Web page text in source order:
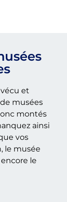
et
musées
montés
ainsi
vos
le musée
le